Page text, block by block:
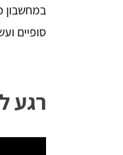
במחשבון
סופיים
רגע